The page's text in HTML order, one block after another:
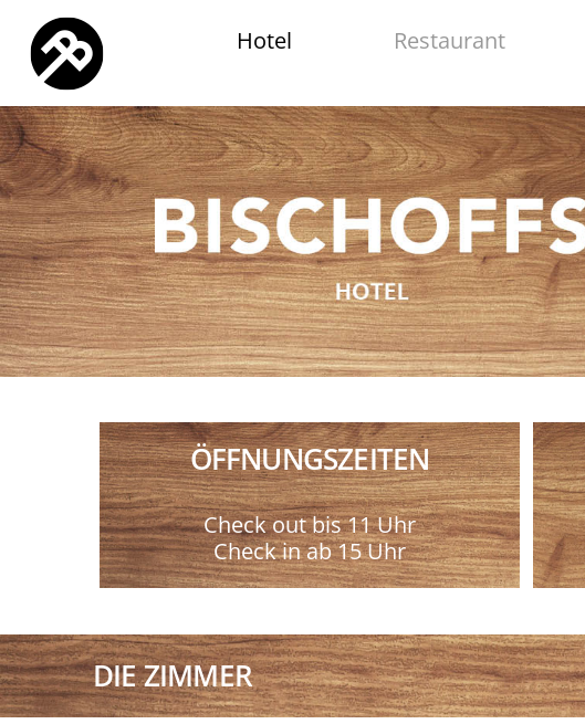
Hotel Restaurant
ÖFFNUNGSZEITEN
Check out bis 11 Uhr
Check in ab 15 Uhr
DIE ZIMMER